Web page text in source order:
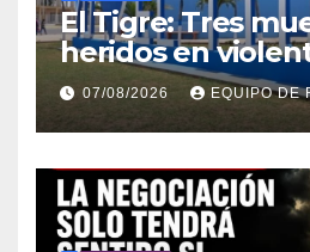
El Tigre: Tres
heridos en
de vehículos
07/08/2026 EQUIPO DE